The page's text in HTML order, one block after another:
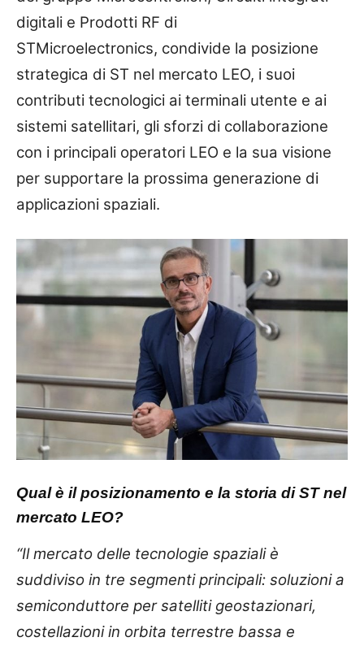
digitali e Prodotti RF di
STMicroelectronics, condivide la posizione
strategica di ST nel mercato LEO, i suoi
contributi tecnologici ai terminali utente e ai
sistemi satellitari, gli sforzi di collaborazione
con i principali operatori LEO e la sua visione
per supportare la prossima generazione di
applicazioni spaziali.
Qual è il posizionamento e la storia di ST nel
mercato LEO?
“Il mercato delle tecnologie spaziali è
suddiviso in tre segmenti principali: soluzioni a
semiconduttore per satelliti geostazionari,
costellazioni in orbita terrestre bassa e